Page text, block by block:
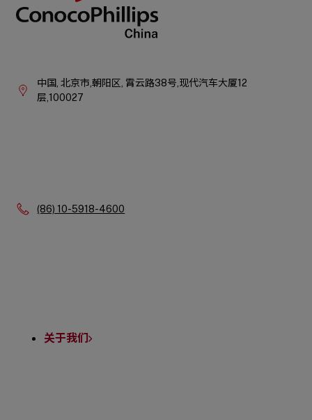
中国, 北京市,朝阳区, 霄云路38号,现代汽车大厦12
层,100027
Phone:
(86) 10-5918-4600
关于我们